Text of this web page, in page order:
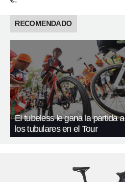
RECOMENDADO
El tubeless le gana la partida a
los tubulares en el Tour